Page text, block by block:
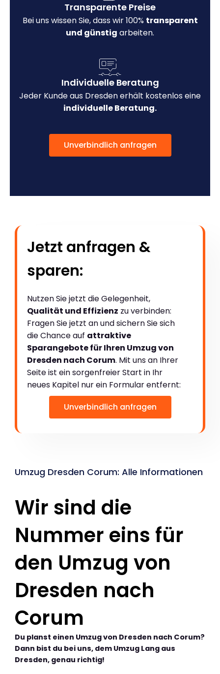
Transparente Preise
Bei uns wissen Sie, dass wir 100% transparent
und günstig arbeiten.
Individuelle Beratung
Jeder Kunde aus Dresden erhält kostenlos eine
individuelle Beratung.
Unverbindlich anfragen
Jetzt anfragen &
sparen:
Nutzen Sie jetzt die Gelegenheit,
Qualität und Effizienz zu verbinden:
Fragen Sie jetzt an und sichern Sie sich
die Chance auf attraktive
Sparangebote für Ihren Umzug von
Dresden nach Corum. Mit uns an Ihrer
Seite ist ein sorgenfreier Start in Ihr
neues Kapitel nur ein Formular entfernt:
Unverbindlich anfragen
Umzug Dresden Corum: Alle Informationen
Wir sind die
Nummer eins für
den Umzug von
Dresden nach
Corum
Du planst einen Umzug von Dresden nach Corum?
Dann bist du bei uns, dem Umzug Lang aus
Dresden, genau richtig!